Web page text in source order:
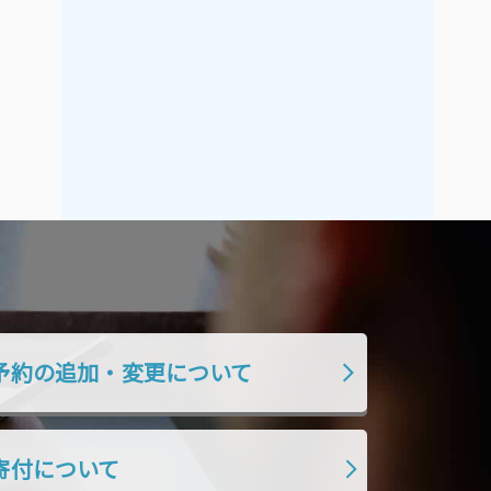
約の追加・変更について
付について